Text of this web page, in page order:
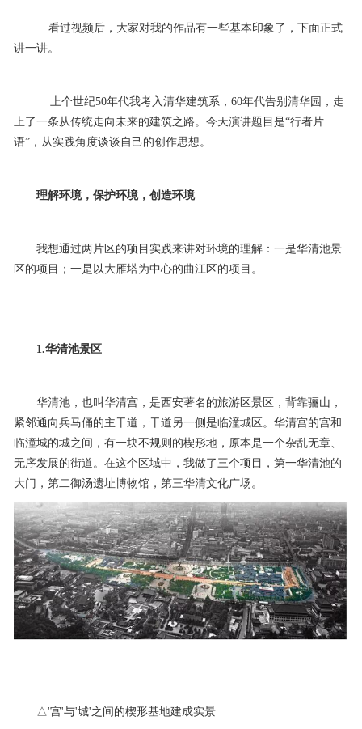
看过视频后，大家对我的作品有一些基本印象了，下面正式
讲一讲。
上个世纪50年代我考入清华建筑系，60年代告别清华园，走
上了一条从传统走向未来的建筑之路。今天演讲题目是“行者片
语”，从实践角度谈谈自己的创作思想。
理解环境，保护环境，创造环境
我想通过两片区的项目实践来讲对环境的理解：一是华清池景
区的项目；一是以大雁塔为中心的曲江区的项目。
1.华清池景区
华清池，也叫华清宫，是西安著名的旅游区景区，背靠骊山，
紧邻通向兵马俑的主干道，干道另一侧是临潼城区。华清宫的宫和
临潼城的城之间，有一块不规则的楔形地，原本是一个杂乱无章、
无序发展的街道。在这个区域中，我做了三个项目，第一华清池的
大门，第二御汤遗址博物馆，第三华清文化广场。
△'宫'与'城'之间的楔形基地建成实景